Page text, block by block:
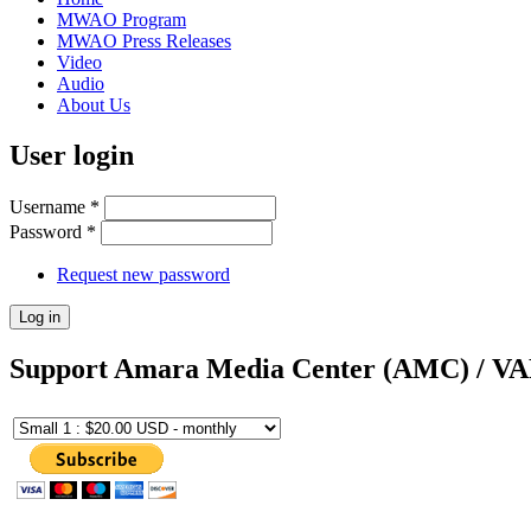
MWAO Program
MWAO Press Releases
Video
Audio
About Us
User login
Username *
Password *
Request new password
Support Amara Media Center (AMC) /